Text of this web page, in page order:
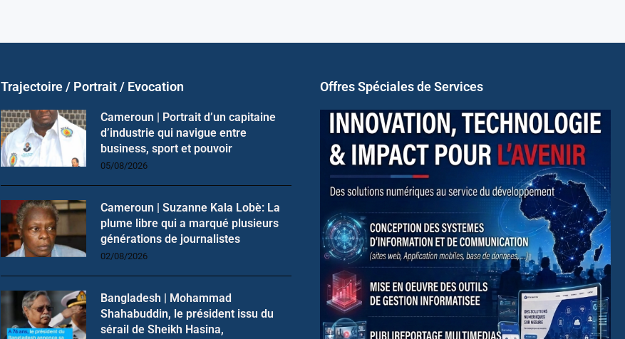
Trajectoire / Portrait / Evocation
Cameroun | Portrait d’un capitaine
d’industrie qui navigue entre
business, sport et pouvoir
05/08/2026
Cameroun | Suzanne Kala Lobè: La
plume libre qui a marqué plusieurs
générations de journalistes
02/08/2026
Bangladesh | Mohammad
Shahabuddin, le président issu du
sérail de Sheikh Hasina,
Offres Spéciales de Services